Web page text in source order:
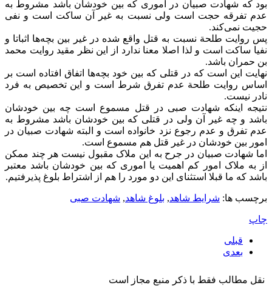
بود که شهادت صبیان در اموری که بین خودشان باشد مشروط به
عدم تفرقه حجت است ولی نسبت به غیر آن ساکت است و نفی
حجیت نمی‌کند.
پس روایت طلحة نسبت به قتل واقع شده در غیر بین بچه‌ها اثباتا و
نفیا ساکت است و لذا اصلا معنا ندارد از این نظر مقید روایت محمد
بن حمران باشد.
نهایت این است که در قتلی که بین خود بچه‌ها اتفاق افتاده است بر
اساس روایت طلحة عدم تفرق شرط است و این تخصیص به فرد
نادر نیست.
نتیجه اینکه شهادت صبی در قتل مسموع است چه بین خودشان
باشد و چه غیر آن ولی در قتلی که بین خودشان باشد مشروط به
عدم تفرق و عدم رجوع نزد خانواده است و البته شهادت صبیان در
امور بین خودشان در غیر قتل هم مسموع است.
اما شهادت صبیان در جرح به این ملاک مقبول نیست هر چند ممکن
از به ملاک امور کم اهمیت یا اموری که بین خودشان باشد معتبر
باشد که ما قبلا استثنای این دو مورد را هم از اشتراط بلوغ پذیرفتیم.
برچسب ها: شرایط شاهد, بلوغ شاهد, شهادت صبی
چاپ
قبلی
بعدی
نقل مطالب فقط با ذکر منبع مجاز است